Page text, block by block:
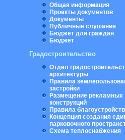
Общая информация
Проекты документов
Документы
Публичные слушания
Бюджет для граждан
Бюджет
Градостроительство
Отдел
архитектуры
Правила
застройки
Размещение рекламных
конструкций
Правила
Концепция создания
парковочного
Схема теплоснабжения